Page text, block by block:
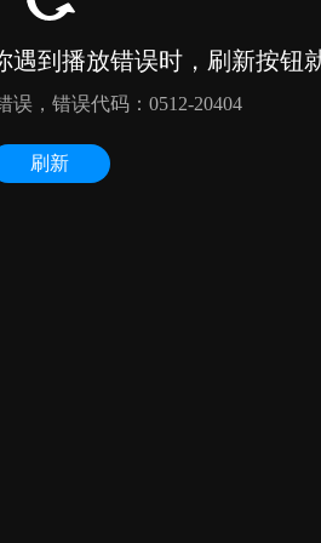
到播放错误时，刷新按钮
误，错误代码：0512-20404
刷新